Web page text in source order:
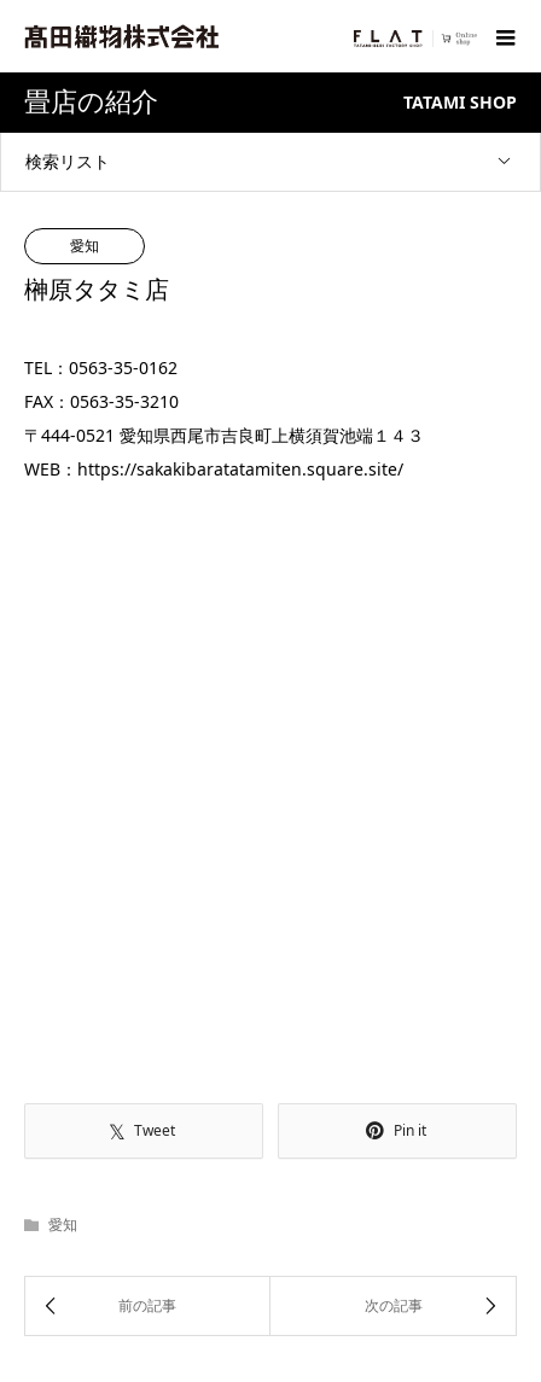
畳店の紹介 TATAMI SHOP
検索リスト
愛知
榊原タタミ店
TEL：0563-35-0162
FAX：0563-35-3210
〒444-0521 愛知県西尾市吉良町上横須賀池端１４３
WEB： https://sakakibaratatamiten.square.site/
Tweet Pin it
愛知